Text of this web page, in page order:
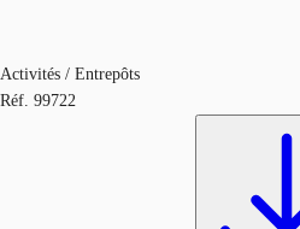
Activités / Entrepôts
Réf. 99722